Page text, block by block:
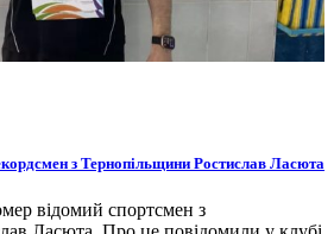
з Тернопільщини Ростислав Ласюта
відомий спортсмен з